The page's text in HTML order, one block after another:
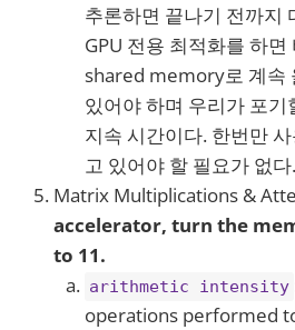
추론하면 끝나기 전까지
GPU 전용 최적화를 하
shared memory로 계속
있어야 하며 우리가 포기
지속 시간이다. 한번만
고 있어야 할 필요가 없다.
Matrix Multiplications &
accelerator, turn the
to 11.
arithmetic intensity
operations performed